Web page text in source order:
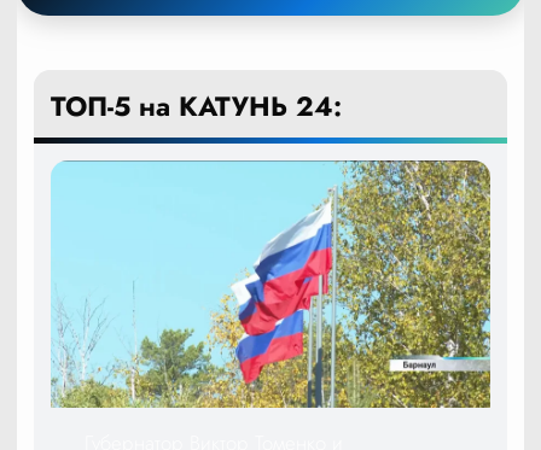
ТОП-5 на КАТУНЬ 24: